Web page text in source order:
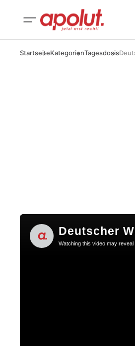
StartseiteKategorienTagesdosis